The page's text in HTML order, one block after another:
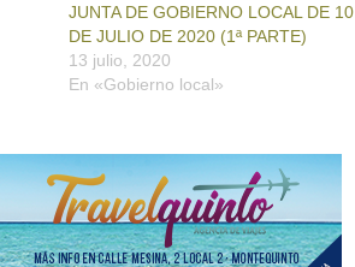
JUNTA DE GOBIERNO LOCAL DE 10
DE JULIO DE 2020 (1ª PARTE)
13 julio, 2020
En «Gobierno local»